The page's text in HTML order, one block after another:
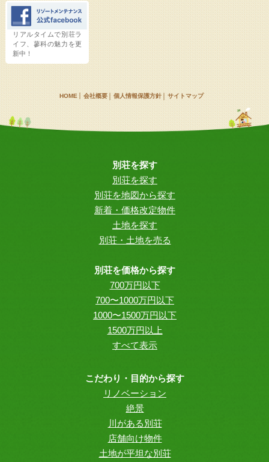
リアルタイムで別荘ラ
イフ、蓼科の魅力を更
新中！
HOME 会社概要 個人情報保護方針 サイトマップ
別荘を探す
別荘を探す
別荘を地図から探す
新着・価格改定物件
土地を探す
別荘・土地を売る
別荘を価格から探す
700万円以下
700〜1000万円以下
1000〜1500万円以下
1500万円以上
すべて表示
こだわり・目的から探す
リノベーション
絶景
川がある別荘
店舗向け物件
土地が平坦な別荘